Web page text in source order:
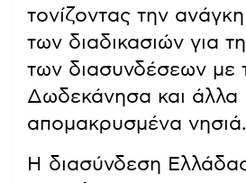
τονίζοντας την
των διαδικασιών για
των διασυνδέσεων με
Δωδεκάνησα και άλλα
απομακρυσμένα νησιά.
Η διασύνδεση